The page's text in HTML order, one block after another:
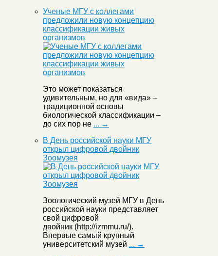
Ученые МГУ с коллегами
предложили новую концепцию
классификации живых
организмов
Это может показаться
удивительным, но для «вида» –
традиционной основы
биологической классификации –
до сих пор не ... →
В День российской науки МГУ
открыл цифровой двойник
Зоомузея
Зоологический музей МГУ в День
российской науки представляет
свой цифровой
двойник (http://izmmu.ru/).
Впервые самый крупный
университетский музей ... →